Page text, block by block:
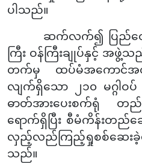
ပါသည်။
ဆက်လက်၍ ပြည်ထေ
ကြီး ဝန်ကြီးချုပ်နှင့် အဖွဲ့
တက်မှ ထပ်မံအကောင်
လျက်ရှိသော ၂၁၀ မဂ္ဂါဝ
ဓာတ်အားပေးစက်ရုံ တည်
ရောက်ရှိပြီး စီမံကိန်းတည်ဆ
လှည့်လည်ကြည့်ရှုစစ်ဆေးခဲ့
သည်။